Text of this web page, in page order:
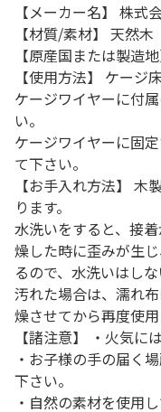
【メーカー名】 株式
【材質/素材】 天然木
【原産国または製造
【使用方法】 ケージ
ケージワイヤーに付
い。
ケージワイヤーに固
て下さい。
【お手入れ方法】 木
ります。
水洗いをすると、接
燥した時に歪みが生
るので、水洗いはしな
汚れた場合は、濡れ
燥させてから再度使用
【諸注意】 ・火気に
・お子様の手の届く
下さい。
・自然の素材を使用